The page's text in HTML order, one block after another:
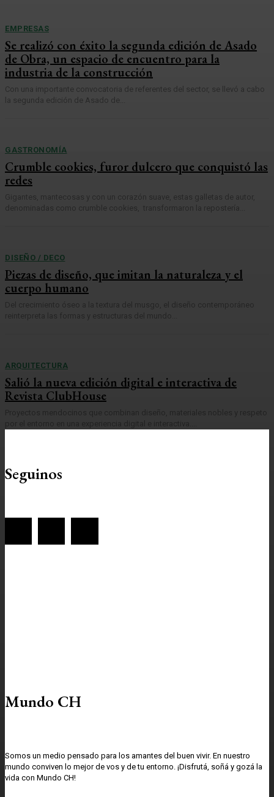
EMPRESAS
Se realizó con éxito la segunda edición de Asado
de Obra, un espacio de encuentro para la
industria de la construcción
Con una importante convocatoria de referentes del sector, se llevó a cabo
la segunda edición de Asado de...
GASTRONOMÍA
Crumble cookies, furor dulcero que conquistó las
redes
Gigantes, mantecosas y con un corazón suave, estas galletas de autor,
denominadas como crumble cookies, transformaron la repostería...
DISEÑO / DECO
Piezas de diseño, que imitan la naturaleza y el
cuerpo humano
ARQUITECTURA
Salió la nueva edición digital e interactiva de
Revista ClubHouse
Seguinos
Mundo CH
Somos un medio pensado para los amantes del buen vivir. En nuestro
mundo conviven lo mejor de vos y de tu entorno. ¡Disfrutá, soñá y gozá la
vida con Mundo CH!